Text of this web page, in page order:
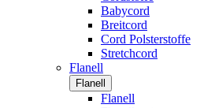
Babycord
Breitcord
Cord Polsterstoffe
Stretchcord
Flanell
Flanell
Flanell